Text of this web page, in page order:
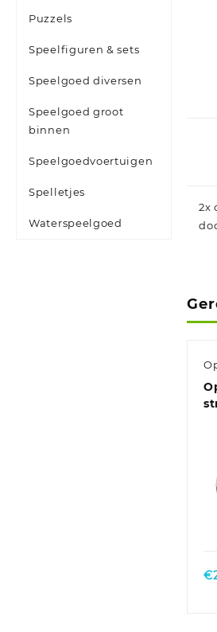
Puzzels
Speelfiguren & sets
Speelgoed diversen
Speelgoed groot
binnen
Speelgoedvoertuigen
Spelletjes
Waterspeelgoed
2x
€